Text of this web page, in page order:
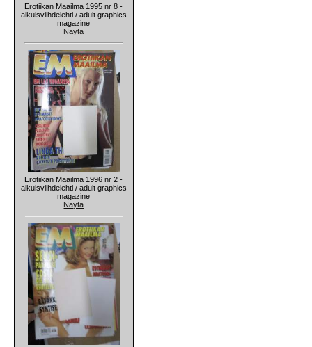
Erotiikan Maailma 1995 nr 8 -
aikuisviihdelehti / adult graphics
magazine
Näytä
Erotiikan Maailma 1996 nr 2 -
aikuisviihdelehti / adult graphics
magazine
Näytä